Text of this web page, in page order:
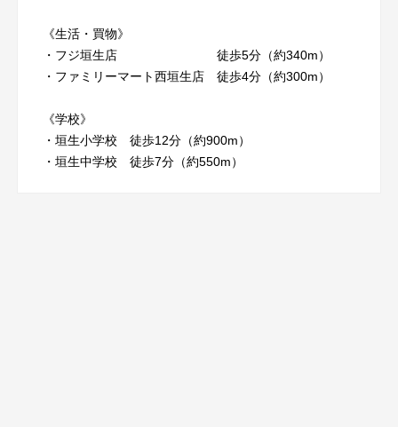
《生活・買物》
・フジ垣生店 徒歩5分（約340m）
・ファミリーマート西垣生店 徒歩4分（約300m）
《学校》
・垣生小学校 徒歩12分（約900m）
・垣生中学校 徒歩7分（約550m）